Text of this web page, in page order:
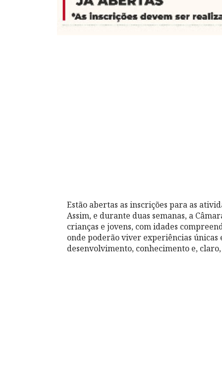
Estão abertas as inscrições para as
Assim, e durante duas semanas, a
crianças e jovens, com idades
onde poderão viver experiências
desenvolvimento, conhecimento e,